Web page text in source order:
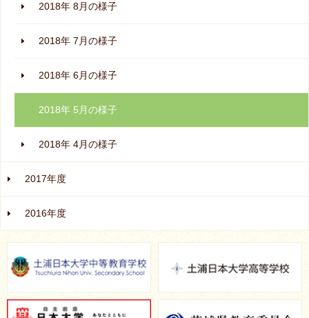
2018年 8月の様子
2018年 7月の様子
2018年 6月の様子
2018年 5月の様子
2018年 4月の様子
2017年度
2016年度